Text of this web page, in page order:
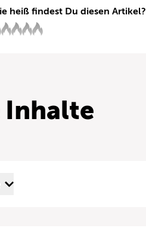
heiß findest Du diesen Artikel?
Inhalte